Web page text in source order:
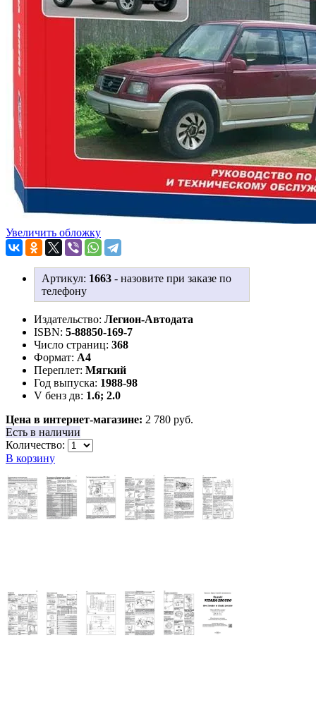
Увеличить обложку
Артикул: 1663 - назовите при заказе по
телефону
Издательство: Легион-Aвтодата
ISBN: 5-88850-169-7
Число страниц: 368
Формат: А4
Переплет: Мягкий
Год выпуска: 1988-98
V бенз дв: 1.6; 2.0
Цена в интернет-магазине: 2 780 руб.
Есть в наличии
Количество:
В корзину